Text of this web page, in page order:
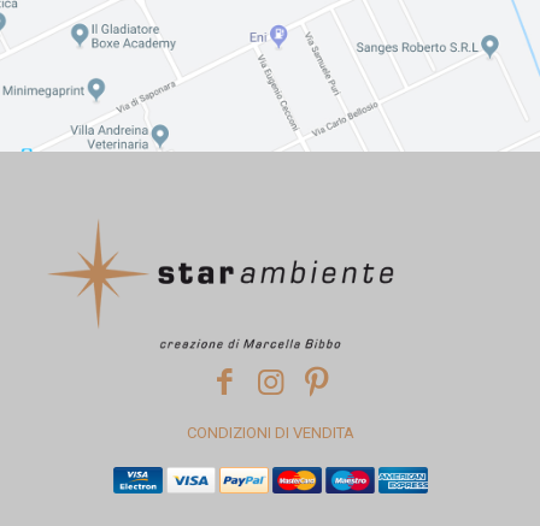
CONDIZIONI DI VENDITA